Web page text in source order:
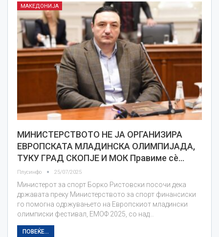
МАКЕДОНИЈА
МИНИСТЕРСТВОТО НЕ ЈА ОРГАНИЗИРА
ЕВРОПСКАТА МЛАДИНСКА ОЛИМПИЈАДА,
ТУКУ ГРАД СКОПЈЕ И МОК Правиме сè…
Плусинфо 25/07/2025
Министерот за спорт Борко Ристовски посочи дека
државата преку Министерството за спорт финансиски
го помогна одржувањето на Европскиот младински
олимписки фестивал, ЕМОФ 2025, со над…
ПОВЕЌЕ...